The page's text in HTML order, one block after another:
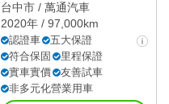
台中市 / 萬通汽車
2020年 / 97,000km
認證車
五大保證
符合保固
里程保證
實車實價
友善試車
非多元化營業用車